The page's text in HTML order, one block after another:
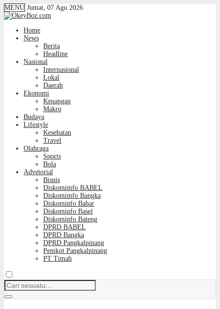
MENU Jumat, 07 Agu 2026
Home
News
Berita
Headline
Nasional
Internasional
Lokal
Daerah
Ekonomi
Keuangan
Makro
Budaya
Lifestyle
Kesehatan
Travel
Olahraga
Sports
Bola
Advetorial
Bisnis
Diskomimfo BABEL
Diskomimfo Bangka
Diskominfo Babar
Diskominfo Basel
Diskominfo Bateng
DPRD BABEL
DPRD Bangka
DPRD Pangkalpinang
Pemkot Pangkalpinang
PT Timah